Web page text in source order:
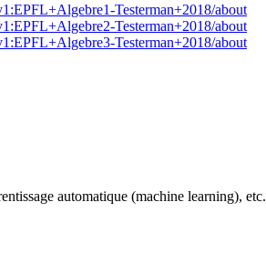
Testerman+2018/about
Testerman+2018/about
Testerman+2018/about
automatique (machine learning), etc.